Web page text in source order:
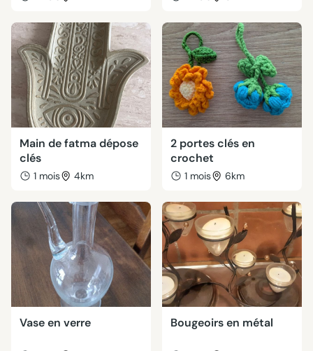
Main de fatma dépose
clés
1 mois 4km
2 portes clés en
crochet
1 mois 6km
Vase en verre Bougeoirs en métal